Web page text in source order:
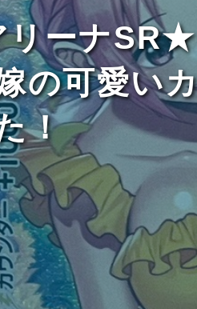
リーナ
の可愛い
！